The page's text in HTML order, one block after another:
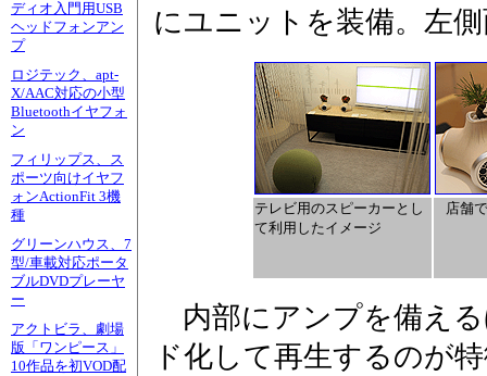
ディオ入門用USB
ヘッドフォンアン
プ
ロジテック、apt-
X/AAC対応の小型
Bluetoothイヤフォ
ン
フィリップス、ス
ポーツ向けイヤフ
ォンActionFit 3機
種
グリーンハウス、7
型/車載対応ポータ
ブルDVDプレーヤ
ー
アクトビラ、劇場
版「ワンピース」
10作品を初VOD配
にユニットを装備。左
テレビ用のスピーカーとし
て利用したイメージ
店舗
内部にアンプを備える
ド化して再生するのが